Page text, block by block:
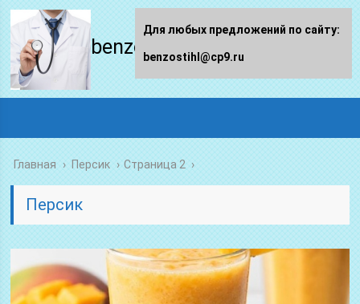
benzostihl.ru
Главная › Персик › Страница 2
Персик
Для любых предложений по сайту:
benzostihl@cp9.ru